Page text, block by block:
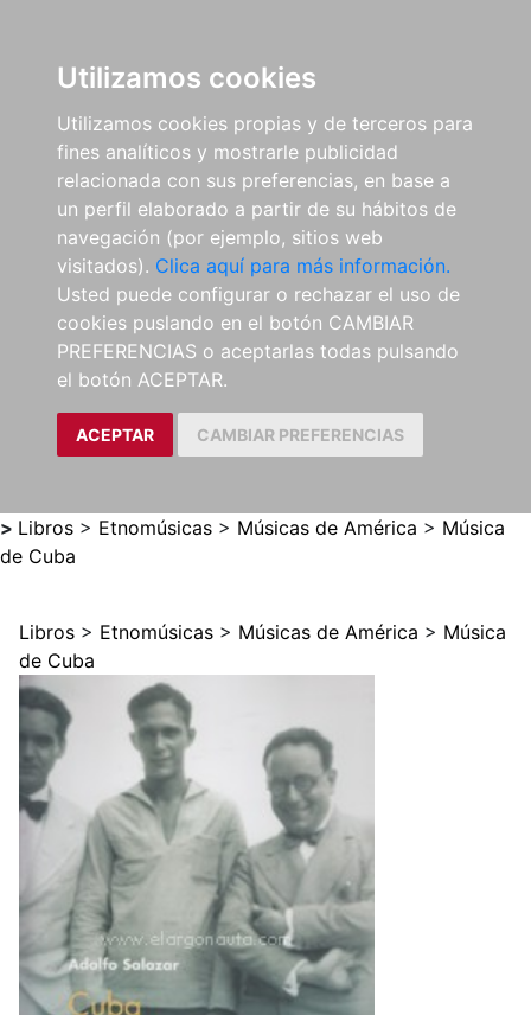
Utilizamos cookies
Utilizamos cookies propias y de terceros para
fines analíticos y mostrarle publicidad
relacionada con sus preferencias, en base a
un perfil elaborado a partir de su hábitos de
navegación (por ejemplo, sitios web
visitados). Clica aquí para más información.
Usted puede configurar o rechazar el uso de
cookies puslando en el botón CAMBIAR
PREFERENCIAS o aceptarlas todas pulsando
el botón ACEPTAR.
ACEPTAR CAMBIAR PREFERENCIAS
> Libros > Etnomúsicas > Músicas de América > Música
de Cuba
Libros > Etnomúsicas > Músicas de América > Música
de Cuba